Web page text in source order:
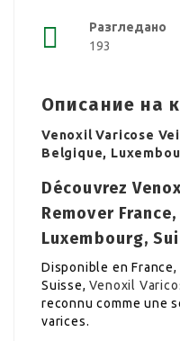
Разгледано
193
Описание на
Venoxil Varicose
Belgique,
Découvrez
Remover
Luxembourg,
Disponible en
Suisse,Venoxil
reconnu comme une
varices.